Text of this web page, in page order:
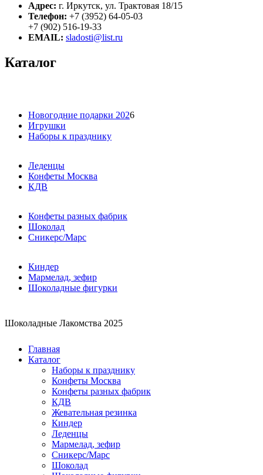
Адрес: г. Иркутск, ул. Трактовая 18/15
Телефон: +7 (3952) 64-05-03
+7 (902) 516-19-33
EMAIL: sladosti@list.ru
Каталог
Новогодние подарки 2026
Игрушки
Наборы к празднику
Леденцы
Конфеты Москва
КДВ
Конфеты разных фабрик
Шоколад
Сникерс/Марс
Киндер
Мармелад, зефир
Шоколадные фигурки
Шоколадные Лакомства 2025
Главная
Каталог
Наборы к празднику
Конфеты Москва
Конфеты разных фабрик
КДВ
Жевательная резинка
Киндер
Леденцы
Мармелад, зефир
Сникерс/Марс
Шоколад